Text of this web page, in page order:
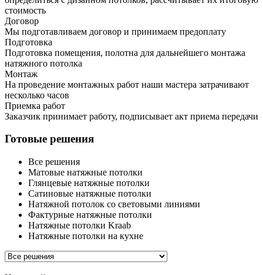
стоимость
Договор
Мы подготавливаем договор и принимаем предоплату
Подготовка
Подготовка помещения, полотна для дальнейшего монтажа
натяжного потолка
Монтаж
На проведение монтажных работ наши мастера затрачивают
несколько часов
Приемка работ
Заказчик принимает работу, подписывает акт приема передачи
Готовые решения
Все решения
Матовые натяжные потолки
Глянцевые натяжные потолки
Сатиновые натяжные потолки
Натяжной потолок со световыми линиями
Фактурные натяжные потолки
Натяжные потолки Kraab
Натяжные потолки на кухне